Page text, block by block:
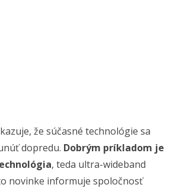
že súčasné technológie sa
dopredu. Dobrým príkladom je
, teda ultra-wideband
novinke informuje spoločnosť